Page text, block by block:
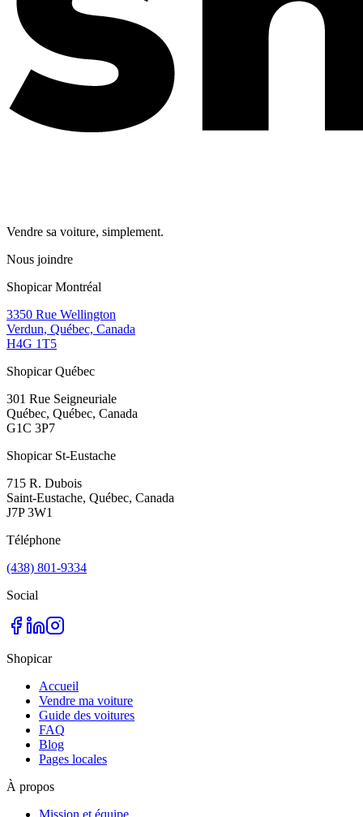
Vendre sa voiture, simplement.
Nous joindre
Shopicar Montréal
3350 Rue Wellington
Verdun, Québec, Canada
H4G 1T5
Shopicar Québec
301 Rue Seigneuriale
Québec, Québec, Canada
G1C 3P7
Shopicar St-Eustache
715 R. Dubois
Saint-Eustache, Québec, Canada
J7P 3W1
Téléphone
(438) 801-9334
Social
Shopicar
Accueil
Vendre ma voiture
Guide des voitures
FAQ
Blog
Pages locales
À propos
Mission et équipe